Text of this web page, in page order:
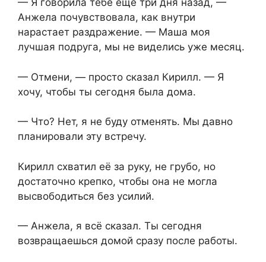
— Я говорила тебе ещё три дня назад, —
Анжела почувствовала, как внутри
нарастает раздражение. — Маша моя
лучшая подруга, мы не виделись уже месяц.
— Отмени, — просто сказал Кирилл. — Я
хочу, чтобы ты сегодня была дома.
— Что? Нет, я не буду отменять. Мы давно
планировали эту встречу.
Кирилл схватил её за руку, не грубо, но
достаточно крепко, чтобы она не могла
высвободиться без усилий.
— Анжела, я всё сказал. Ты сегодня
возвращаешься домой сразу после работы.